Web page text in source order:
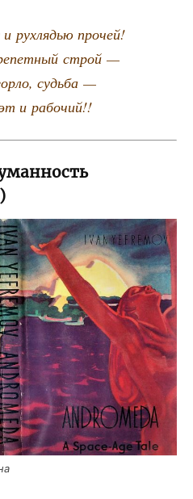
рух­ля­дью прочей!
строй —
судьба —
и рабочий!!